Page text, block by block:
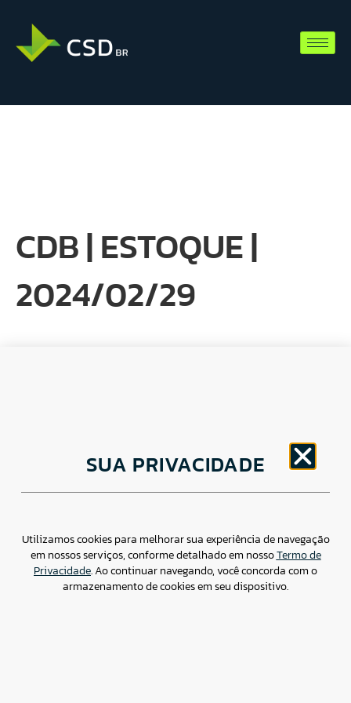
CDB | ESTOQUE |
2024/02/29
Av. Brigadeiro Faria Lima, 1779 – 5oAndar Jardim
Paulistano, São Paulo/ SP – CEP: 01452-914
Assessoria de imprensa: imprensa@csdbr.com
SUA PRIVACIDADE
Utilizamos cookies para melhorar sua experiência de navegação
em nossos serviços, conforme detalhado em nossoTermo de
Privacidade. Ao continuar navegando, você concorda com o
armazenamento de cookies em seu dispositivo.